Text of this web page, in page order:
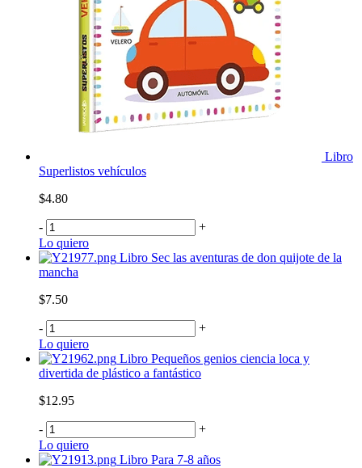
Libro
Superlistos vehículos
$4.80
-
+
Lo quiero
Libro Sec las aventuras de don quijote de la
mancha
$7.50
-
+
Lo quiero
Libro Pequeños genios ciencia loca y
divertida de plástico a fantástico
$12.95
-
+
Lo quiero
Libro Para 7-8 años